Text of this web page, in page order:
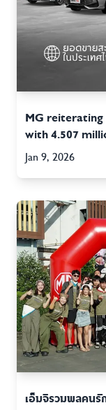
MG reiterating
with 4.507
Increase for
Jan 9, 2026
เอ็มจีรวมพลคนรั